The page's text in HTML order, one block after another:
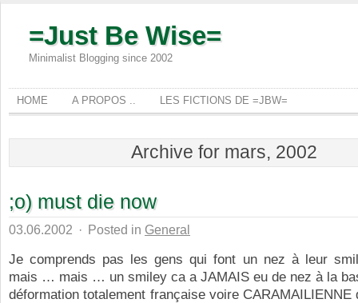
=Just Be Wise=
Minimalist Blogging since 2002
HOME A PROPOS .. LES FICTIONS DE =JBW=
Archive for mars, 2002
;o) must die now
03.06.2002 · Posted in General
Je comprends pas les gens qui font un nez à leur
mais … mais … un smiley ca a JAMAIS eu de nez à la
déformation totalement française voire CARAMAILIENNE